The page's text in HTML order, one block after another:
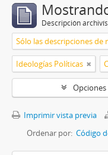
Descripción
Sólo las descripciones de
Ideologías Políticas
Imprimir vista previa
Ordenar por: Código